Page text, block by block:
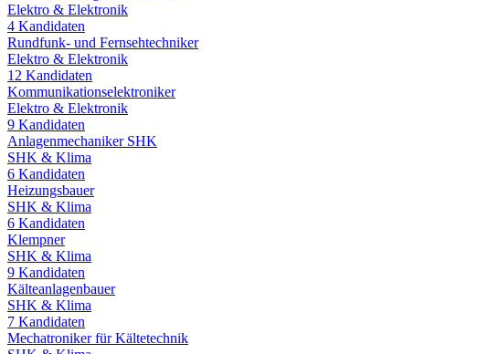
Elektro & Elektronik
4 Kandidaten
Rundfunk- und Fernsehtechniker
Elektro & Elektronik
12 Kandidaten
Kommunikationselektroniker
Elektro & Elektronik
9 Kandidaten
Anlagenmechaniker SHK
SHK & Klima
6 Kandidaten
Heizungsbauer
SHK & Klima
6 Kandidaten
Klempner
SHK & Klima
9 Kandidaten
Kälteanlagenbauer
SHK & Klima
7 Kandidaten
Mechatroniker für Kältetechnik